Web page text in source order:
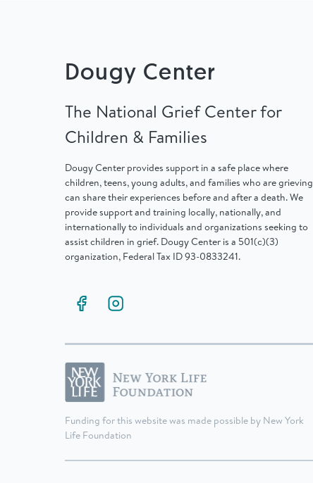
Dougy Center
The National Grief Center for
Children & Families
Dougy Center provides support in a safe place where
children, teens, young adults, and families who are grieving
can share their experiences before and after a death. We
provide support and training locally, nationally, and
internationally to individuals and organizations seeking to
assist children in grief. Dougy Center is a 501(c)(3)
organization, Federal Tax ID 93-0833241.
Funding for this website was made possible by New York
Life Foundation